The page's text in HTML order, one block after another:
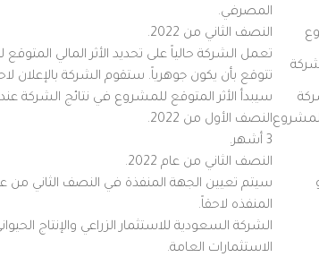
المصرفي.
النصف الثاني من 2022.
تعمل الشركة حالياً على تحديد الأثر المالي
تتوقع بأن يكون جوهرياً. ستقوم الشركة بالإعلان
سيبدأ الأثر المتوقع للمشروع في نتائج الشركة
للمشروعالنصف الأول من 2022.
3 أشهر.
النصف الثاني من عام 2022.
المنفذه لاحقاً.
الشركة السعودية للاستثمار الزراعي والإنتاج
الاستثمارات العامة.